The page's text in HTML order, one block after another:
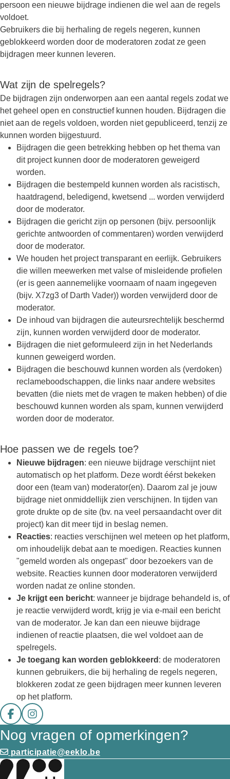
persoon een nieuwe bijdrage indienen die wel aan de regels
voldoet.
Gebruikers die bij herhaling de regels negeren, kunnen
geblokkeerd worden door de moderatoren zodat ze geen
bijdragen meer kunnen leveren.
Wat zijn de spelregels?
De bijdragen zijn onderworpen aan een aantal regels zodat we
het geheel open en constructief kunnen houden. Bijdragen die
niet aan de regels voldoen, worden niet gepubliceerd, tenzij ze
kunnen worden bijgestuurd.
Bijdragen die geen betrekking hebben op het thema van
dit project kunnen door de moderatoren geweigerd
worden.
Bijdragen die bestempeld kunnen worden als racistisch,
haatdragend, beledigend, kwetsend ... worden verwijderd
door de moderator.
Bijdragen die gericht zijn op personen (bijv. persoonlijk
gerichte antwoorden of commentaren) worden verwijderd
door de moderator.
We houden het project transparant en eerlijk. Gebruikers
die willen meewerken met valse of misleidende profielen
(er is geen aannemelijke voornaam of naam ingegeven
(bijv. X7zg3 of Darth Vader)) worden verwijderd door de
moderator.
De inhoud van bijdragen die auteursrechtelijk beschermd
zijn, kunnen worden verwijderd door de moderator.
Bijdragen die niet geformuleerd zijn in het Nederlands
kunnen geweigerd worden.
Bijdragen die beschouwd kunnen worden als (verdoken)
reclameboodschappen, die links naar andere websites
bevatten (die niets met de vragen te maken hebben) of die
beschouwd kunnen worden als spam, kunnen verwijderd
worden door de moderator.
Hoe passen we de regels toe?
Nieuwe bijdragen: een nieuwe bijdrage verschijnt niet
automatisch op het platform. Deze wordt éérst bekeken
door een (team van) moderator(en). Daarom zal je jouw
bijdrage niet onmiddellijk zien verschijnen. In tijden van
grote drukte op de site (bv. na veel persaandacht over dit
project) kan dit meer tijd in beslag nemen.
Reacties: reacties verschijnen wel meteen op het platform,
om inhoudelijk debat aan te moedigen. Reacties kunnen
"gemeld worden als ongepast" door bezoekers van de
website. Reacties kunnen door moderatoren verwijderd
worden nadat ze online stonden.
Je krijgt een bericht: wanneer je bijdrage behandeld is, of
je reactie verwijderd wordt, krijg je via e-mail een bericht
van de moderator. Je kan dan een nieuwe bijdrage
indienen of reactie plaatsen, die wel voldoet aan de
spelregels.
Je toegang kan worden geblokkeerd : de moderatoren
kunnen gebruikers, die bij herhaling de regels negeren,
blokkeren zodat ze geen bijdragen meer kunnen leveren
op het platform.
Deel op facebook
Deel op Instagram
Nog vragen of opmerkingen?
participatie@eeklo.be